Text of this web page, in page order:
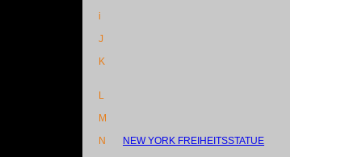
i
J
K
L
M
N
NEW YORK FREIHEITSSTATUE